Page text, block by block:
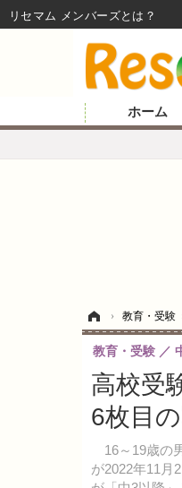
ホーム
› 教育・受験
高校受
6枚目
16～19歳の
が2022年11月
教育・受験
リセマム メンバーズ